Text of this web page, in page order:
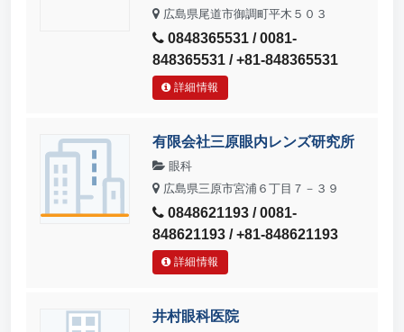
広島県尾道市御調町平木５０３
0848365531 / 0081-
848365531 / +81-848365531
詳細情報
有限会社三原眼内レンズ研究所
眼科
広島県三原市宮浦６丁目７－３９
0848621193 / 0081-
848621193 / +81-848621193
詳細情報
井村眼科医院